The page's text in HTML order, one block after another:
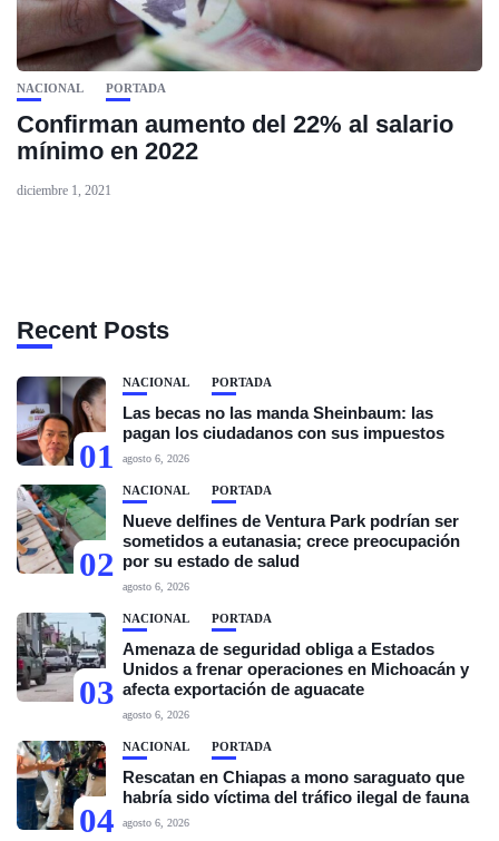
NACIONAL PORTADA
Confirman aumento del 22% al salario
mínimo en 2022
diciembre 1, 2021
Recent Posts
01
NACIONAL PORTADA
Las becas no las manda Sheinbaum: las
pagan los ciudadanos con sus impuestos
agosto 6, 2026
02
NACIONAL PORTADA
Nueve delfines de Ventura Park podrían ser
sometidos a eutanasia; crece preocupación
por su estado de salud
agosto 6, 2026
03
NACIONAL PORTADA
Amenaza de seguridad obliga a Estados
Unidos a frenar operaciones en Michoacán y
afecta exportación de aguacate
agosto 6, 2026
04
NACIONAL PORTADA
Rescatan en Chiapas a mono saraguato que
habría sido víctima del tráfico ilegal de fauna
agosto 6, 2026